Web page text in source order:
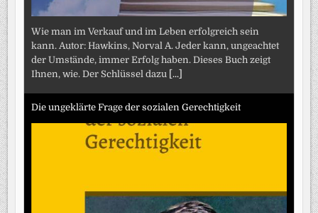
Wie man im Verkauf und im Leben erfolgreich sein
kann. Autor: Hawkins, Norval A. Jeder kann, ungeachtet
der Umstände, immer Erfolg haben. Dieses Buch zeigt
Ihnen, wie. Der Schlüssel dazu [...]
Die ungeklärte Frage der sozialen Gerechtigkeit